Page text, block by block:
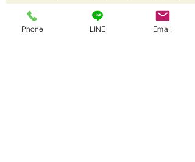
えづらさはなく、園児がどこにいる
のかも確認できるので今までと変わ
Phone LINE Email